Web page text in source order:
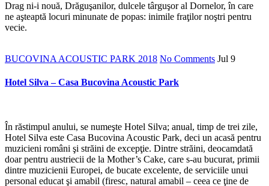
Drag ni-i nouă, Drăguşanilor, dulcele târguşor al Dornelor, în care
ne aşteaptă locuri minunate de popas: inimile fraţilor noştri pentru
vecie.
BUCOVINA ACOUSTIC PARK 2018 No Comments Jul 9
Hotel Silva – Casa Bucovina Acoustic Park
În răstimpul anului, se numeşte Hotel Silva; anual, timp de trei zile,
Hotel Silva este Casa Bucovina Acoustic Park, deci un acasă pentru
muzicieni români şi străini de excepţie. Dintre străini, deocamdată
doar pentru austriecii de la Mother’s Cake, care s-au bucurat, primii
dintre muzicienii Europei, de bucate excelente, de serviciile unui
personal educat şi amabil (firesc, natural amabil – ceea ce ţine de